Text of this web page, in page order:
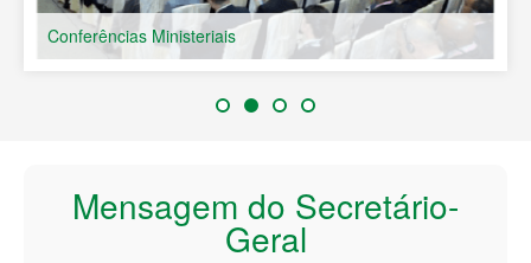
Conferências Ministeriais
Mensagem do Secretário-
Geral